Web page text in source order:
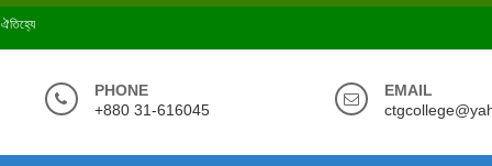
ঐতিহ্যে
PHONE
+880 31-616045
EMAIL